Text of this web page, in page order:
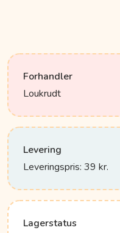
Forhandler
Loukrudt
Levering
Leveringspris: 39 kr.
Lagerstatus